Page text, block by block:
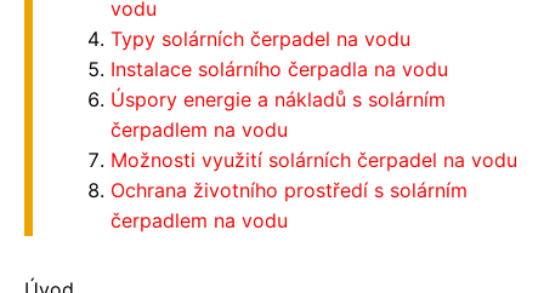
vodu
Typy solárních čerpadel na vodu
Instalace solárního čerpadla na vodu
Úspory energie a nákladů s solárním
čerpadlem na vodu
Možnosti využití solárních čerpadel na vodu
Ochrana životního prostředí s solárním
čerpadlem na vodu